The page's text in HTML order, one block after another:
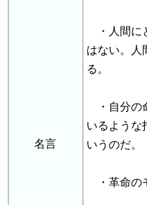
名言
・人間に
はない。人
る。
・自分の
いるような
いうのだ。
・革命の